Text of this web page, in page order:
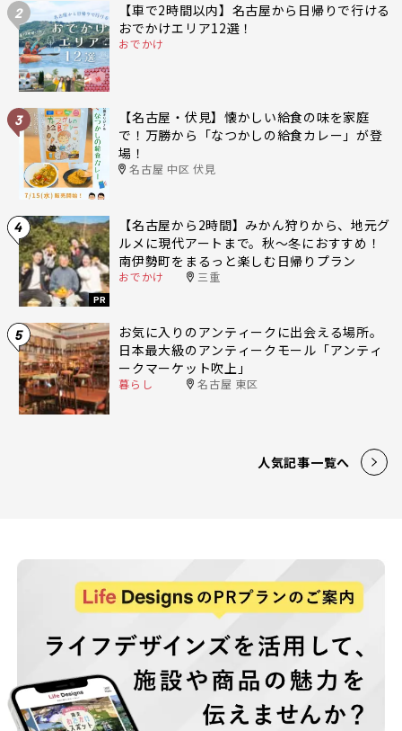
2
【車で2時間以内】名古屋から日帰りで行ける
おでかけエリア12選！
おでかけ
3
【名古屋・伏見】懐かしい給食の味を家庭
で！万勝から「なつかしの給食カレー」が登
場！
名古屋 中区 伏見
4
PR
【名古屋から2時間】みかん狩りから、地元グ
ルメに現代アートまで。秋〜冬におすすめ！
南伊勢町をまるっと楽しむ日帰りプラン
おでかけ 三重
5
お気に入りのアンティークに出会える場所。
日本最大級のアンティークモール「アンティ
ークマーケット吹上」
暮らし 名古屋 東区
人気記事一覧へ